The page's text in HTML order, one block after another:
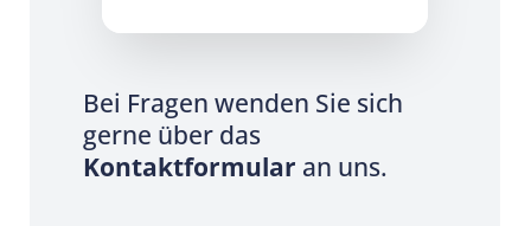
Bei Fragen wenden Sie sich
gerne über das
Kontaktformular an uns.